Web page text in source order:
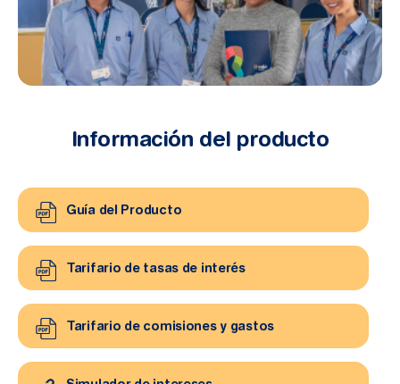
Información del producto
Guía del Producto
Tarifario de tasas de interés
Tarifario de comisiones y gastos